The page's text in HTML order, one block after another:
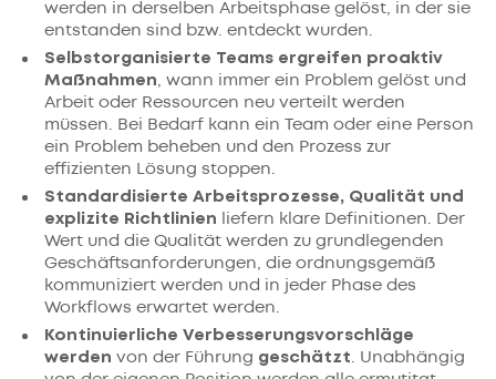
werden in derselben Arbeitsphase gelöst, in der sie
entstanden sind bzw. entdeckt wurden.
Selbstorganisierte Teams ergreifen proaktiv
Maßnahmen, wann immer ein Problem gelöst und
Arbeit oder Ressourcen neu verteilt werden
müssen. Bei Bedarf kann ein Team oder eine Person
ein Problem beheben und den Prozess zur
effizienten Lösung stoppen.
Standardisierte Arbeitsprozesse, Qualität und
explizite Richtlinien liefern klare Definitionen. Der
Wert und die Qualität werden zu grundlegenden
Geschäftsanforderungen, die ordnungsgemäß
kommuniziert werden und in jeder Phase des
Workflows erwartet werden.
Kontinuierliche Verbesserungsvorschläge
werden von der Führung geschätzt. Unabhängig